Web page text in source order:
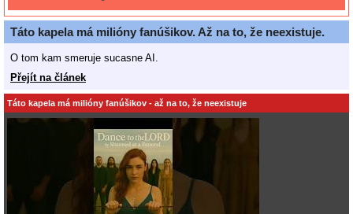
Táto kapela má milióny fanúšikov. Až na to, že neexistuje.
O tom kam smeruje sucasne AI.
Přejít na článek
Táto kapela má milióny fanúšikov - až na to, že neexistuje